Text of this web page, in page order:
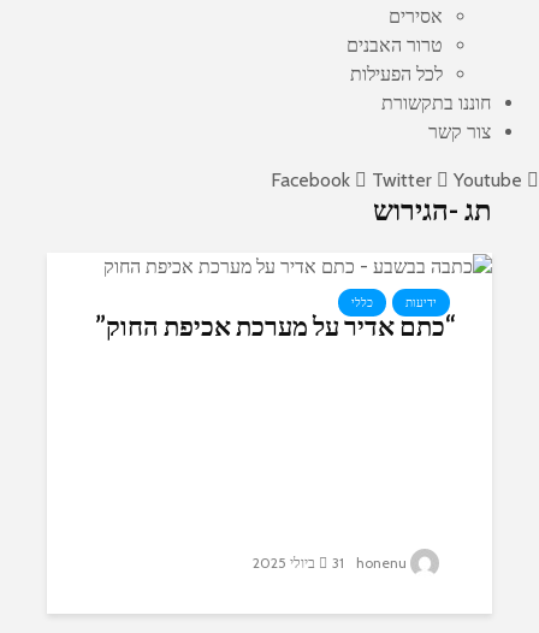
אסירים
טרור האבנים
לכל הפעילות
חוננו בתקשורת
צור קשר
Facebook Twitter Youtube
תג -הגירוש
ידיעות כללי
“כתם אדיר על מערכת אכיפת החוק”
31 ביולי 2025